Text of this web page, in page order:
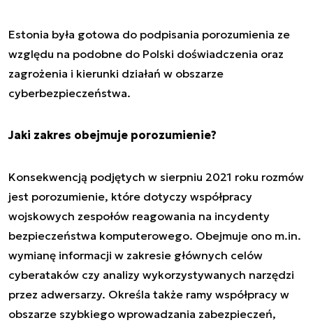
Estonia była gotowa do podpisania porozumienia ze
względu na podobne do Polski doświadczenia oraz
zagrożenia i kierunki działań w obszarze
cyberbezpieczeństwa.
Jaki zakres obejmuje porozumienie?
Konsekwencją podjętych w sierpniu 2021 roku rozmów
jest porozumienie, które dotyczy współpracy
wojskowych zespołów reagowania na incydenty
bezpieczeństwa komputerowego. Obejmuje ono m.in.
wymianę informacji w zakresie głównych celów
cyberataków czy analizy wykorzystywanych narzędzi
przez adwersarzy. Określa także ramy współpracy w
obszarze szybkiego wprowadzania zabezpieczeń,